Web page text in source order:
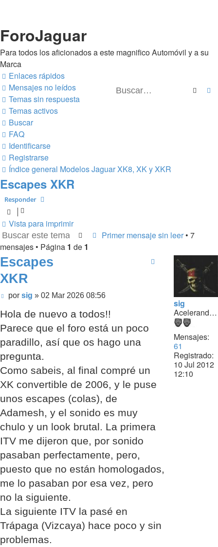
ForoJaguar
Para todos los aficionados a este magnifico Automóvil y a su
Marca
Enlaces rápidos
Mensajes no leídos
Temas sin respuesta
Temas activos
Buscar
FAQ
Identificarse
Registrarse
Índice general Modelos JaguarXK8, XK y XKR
Escapes XKR
Responder
Vista para imprimir
BuscarBúsqueda avanzada
Primer mensaje sin leer • 7
mensajes • Página 1 de 1
sig
Acelerando...
Mensajes:
61
Registrado:
10 Jul 2012
12:10
Escapes
XKR
Mensaje
leer
por sig » 02 Mar 2026 08:56
Hola de nuevo a todos!!
Parece que el foro está un poco
paradillo, así que os hago una
pregunta.
Como sabeis, al final compré un
XK convertible de 2006, y le puse
unos escapes (colas), de
Adamesh, y el sonido es muy
chulo y un look brutal. La primera
ITV me dijeron que, por sonido
pasaban perfectamente, pero,
puesto que no están homologados,
me lo pasaban por esa vez, pero
no la siguiente.
La siguiente ITV la pasé en
Trápaga (Vizcaya) hace poco y sin
problemas.